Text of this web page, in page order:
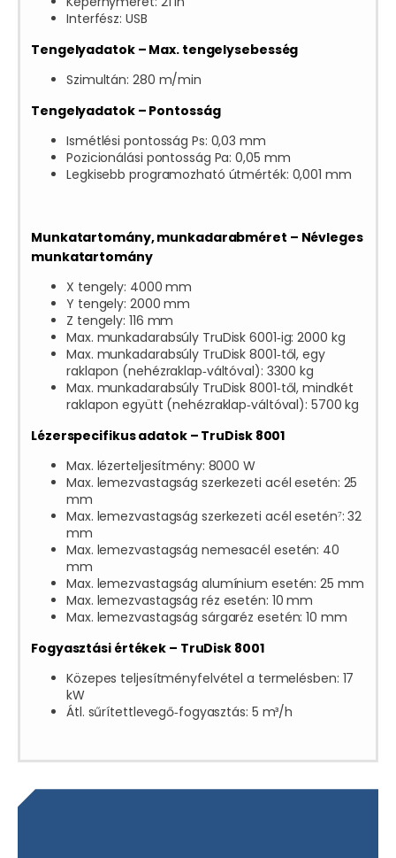
Interfész: USB
Tengelyadatok – Max. tengelysebesség
Szimultán: 280 m/min
Tengelyadatok – Pontosság
Ismétlési pontosság Ps: 0,03 mm
Pozicionálási pontosság Pa: 0,05 mm
Legkisebb programozható útmérték: 0,001 mm
Munkatartomány, munkadarabméret – Névleges
munkatartomány
X tengely: 4000 mm
Y tengely: 2000 mm
Z tengely: 116 mm
Max. munkadarabsúly TruDisk 6001‑ig: 2000 kg
Max. munkadarabsúly TruDisk 8001‑től, egy
raklapon (nehézraklap‑váltóval): 3300 kg
Max. munkadarabsúly TruDisk 8001‑től, mindkét
raklapon együtt (nehézraklap‑váltóval): 5700 kg
Lézerspecifikus adatok – TruDisk 8001
Max. lézerteljesítmény: 8000 W
Max. lemezvastagság szerkezeti acél esetén: 25
mm
Max. lemezvastagság szerkezeti acél esetén⁷: 32
mm
Max. lemezvastagság nemesacél esetén: 40
mm
Max. lemezvastagság alumínium esetén: 25 mm
Max. lemezvastagság réz esetén: 10 mm
Max. lemezvastagság sárgaréz esetén: 10 mm
Fogyasztási értékek – TruDisk 8001
Közepes teljesítményfelvétel a termelésben: 17
kW
Átl. sűrítettlevegő‑fogyasztás: 5 m³/h